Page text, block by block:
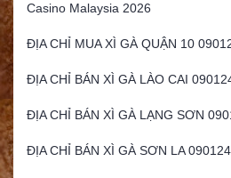
Casino Malaysia 2026
ĐỊA CHỈ MUA XÌ GÀ QUẬN 10
ĐỊA CHỈ BÁN XÌ GÀ LÀO CAI
ĐỊA CHỈ BÁN XÌ GÀ LẠNG SƠN
ĐỊA CHỈ BÁN XÌ GÀ SƠN LA